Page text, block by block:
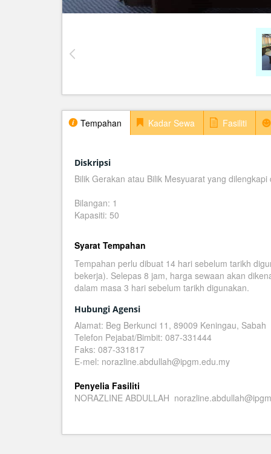
Tempahan Kadar Sewa Fasiliti
Diskripsi
Bilik Gerakan atau Bilik Mesyuarat yang
Bilangan: 1
Kapasiti: 50
Syarat Tempahan
Tempahan perlu dibuat 14 hari sebelum tarikh
bekerja). Selepas 8 jam, harga sewaan akan
dalam masa 3 hari sebelum tarikh digunakan.
Hubungi Agensi
Alamat: Beg Berkunci 11, 89009 Keningau, Sabah
Telefon Pejabat/Bimbit: 087-331444
Faks: 087-331817
E-mel: norazline.abdullah@ipgm.edu.my
Penyelia Fasiliti
NORAZLINE ABDULLAH